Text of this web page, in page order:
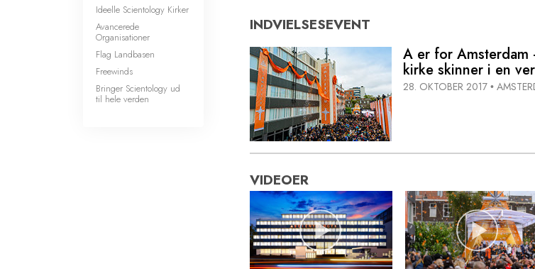
INDVIELSESEVENT
A er for
kirke skinner i en
28. OKTOBER 2017 •
VIDEOER
Ideelle Scientology Kirker
Avancerede
Organisationer
Flag Landbasen
Freewinds
Bringer Scientology ud
til hele verden